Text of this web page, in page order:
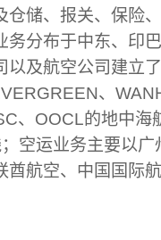
仓储、报关、保险
务分布于中东、印
以及航空公司建立
、
、OOCL的地中海
空运业务主要以
酋航空、中国国际